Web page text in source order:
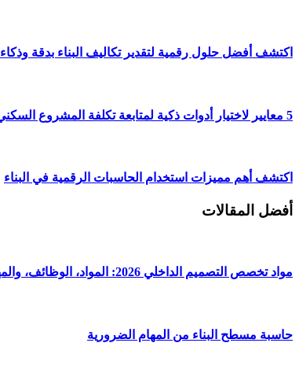
اكتشف أفضل حلول رقمية لتقدير تكاليف البناء بدقة وذكاء
5 معايير لاختيار أدوات ذكية لمتابعة تكلفة المشروع السكني
اكتشف أهم مميزات استخدام الحاسبات الرقمية في البناء
أفضل المقالات
مواد تخصص التصميم الداخلي 2026: المواد، الوظائف، والمهارات المطلوبة
حاسبة مسطح البناء من المهام الضرورية